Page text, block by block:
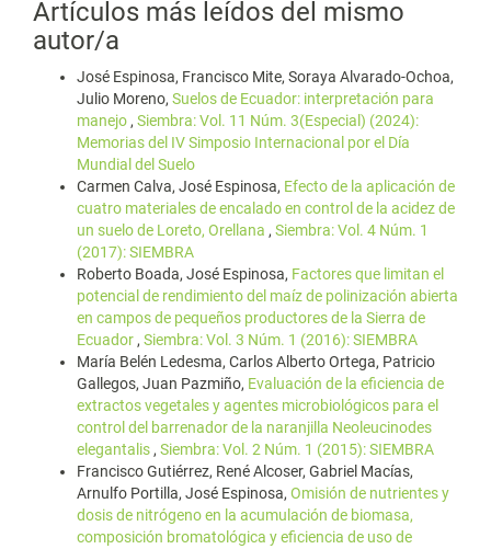
Artículos más leídos del mismo
autor/a
José Espinosa, Francisco Mite, Soraya Alvarado-Ochoa,
Julio Moreno, Suelos de Ecuador: interpretación para
manejo , Siembra: Vol. 11 Núm. 3(Especial) (2024):
Memorias del IV Simposio Internacional por el Día
Mundial del Suelo
Carmen Calva, José Espinosa, Efecto de la aplicación de
cuatro materiales de encalado en control de la acidez de
un suelo de Loreto, Orellana , Siembra: Vol. 4 Núm. 1
(2017): SIEMBRA
Roberto Boada, José Espinosa, Factores que limitan el
potencial de rendimiento del maíz de polinización abierta
en campos de pequeños productores de la Sierra de
Ecuador , Siembra: Vol. 3 Núm. 1 (2016): SIEMBRA
María Belén Ledesma, Carlos Alberto Ortega, Patricio
Gallegos, Juan Pazmiño, Evaluación de la eficiencia de
extractos vegetales y agentes microbiológicos para el
control del barrenador de la naranjilla Neoleucinodes
elegantalis , Siembra: Vol. 2 Núm. 1 (2015): SIEMBRA
Francisco Gutiérrez, René Alcoser, Gabriel Macías,
Arnulfo Portilla, José Espinosa, Omisión de nutrientes y
dosis de nitrógeno en la acumulación de biomasa,
composición bromatológica y eficiencia de uso de